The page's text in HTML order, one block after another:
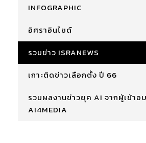
INFOGRAPHIC
อิศราอินไซด์
รวมข่าว ISRANEWS
เกาะติดข่าวเลือกตั้ง ปี 66
รวมผลงานข่าวยุค AI จากผู้เข้า
AI4MEDIA